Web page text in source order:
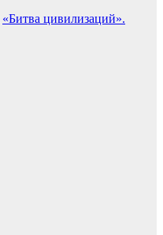
«Битва цивилизаций».